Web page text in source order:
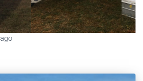
ago